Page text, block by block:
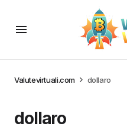
Valutevirtuali.com dollaro
dollaro